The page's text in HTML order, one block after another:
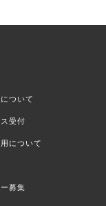
ついて
受付
について
募集